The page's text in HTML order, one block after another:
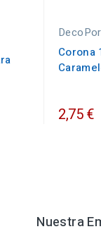
Corona
2,75 €
Nuestra